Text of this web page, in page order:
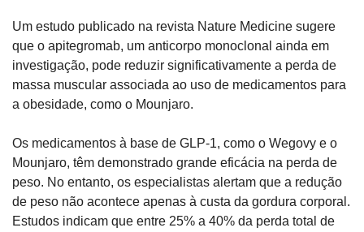
Um estudo publicado na revista Nature Medicine sugere
que o apitegromab, um anticorpo monoclonal ainda em
investigação, pode reduzir significativamente a perda de
massa muscular associada ao uso de medicamentos para
a obesidade, como o Mounjaro.
Os medicamentos à base de GLP-1, como o Wegovy e o
Mounjaro, têm demonstrado grande eficácia na perda de
peso. No entanto, os especialistas alertam que a redução
de peso não acontece apenas à custa da gordura corporal.
Estudos indicam que entre 25% a 40% da perda total de